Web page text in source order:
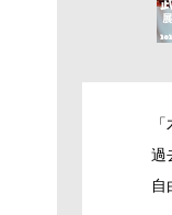
過
自